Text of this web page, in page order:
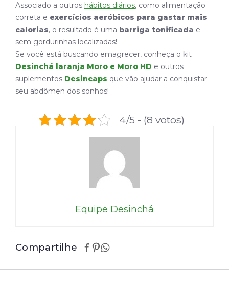
Associado a outros hábitos diários, como alimentação
correta e exercícios aeróbicos para gastar mais
calorias, o resultado é uma barriga tonificada e
sem gordurinhas localizadas!
Se você está buscando emagrecer, conheça o kit
Desinchá laranja Moro e Moro HD e outros
suplementos Desincaps que vão ajudar a conquistar
seu abdômen dos sonhos!
4/5 - (8 votos)
Equipe Desinchá
Compartilhe